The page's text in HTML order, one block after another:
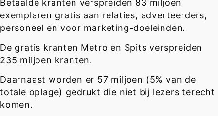
Betaalde kranten verspreiden 83 miljoen
exemplaren gratis aan relaties, adverteerders,
personeel en voor marketing-doeleinden.
De gratis kranten Metro en Spits verspreiden
235 miljoen kranten.
Daarnaast worden er 57 miljoen (5% van de
totale oplage) gedrukt die niet bij lezers terecht
komen.